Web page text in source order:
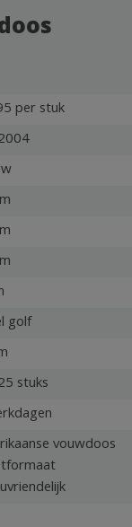
per stuk
golf
stuks
vouwdoos